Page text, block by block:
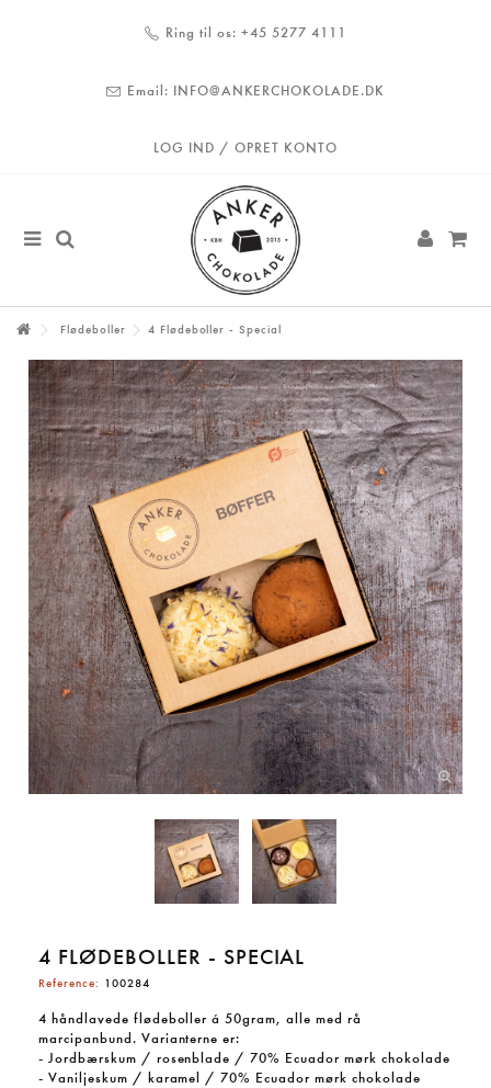
Ring til os: +45 5277 4111
Email: INFO@ANKERCHOKOLADE.DK
LOG IND / OPRET KONTO
Flødeboller 4 Flødeboller - Special
4 FLØDEBOLLER - SPECIAL
Reference: 100284
4 håndlavede flødeboller á 50gram, alle med rå
marcipanbund. Varianterne er:
- Jordbærskum / rosenblade / 70% Ecuador mørk chokolade
- Vaniljeskum / karamel / 70% Ecuador mørk chokolade